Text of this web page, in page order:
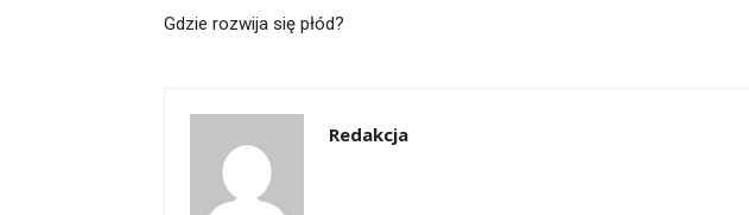
Gdzie rozwija się płód?
Redakcja